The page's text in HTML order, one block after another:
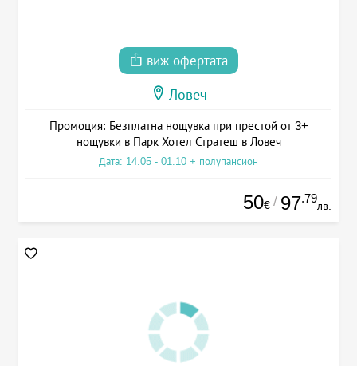
виж офертата
Ловеч
Промоция: Безплатна нощувка при престой от 3+
нощувки в Парк Хотел Стратеш в Ловеч
Дата: 14.05 - 01.10 + полупансион
50€ / 97.79
лв.